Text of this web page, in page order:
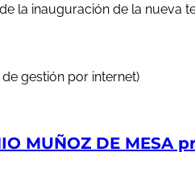
la inauguración de la nueva
gestión por internet)
MUÑOZ DE MESA